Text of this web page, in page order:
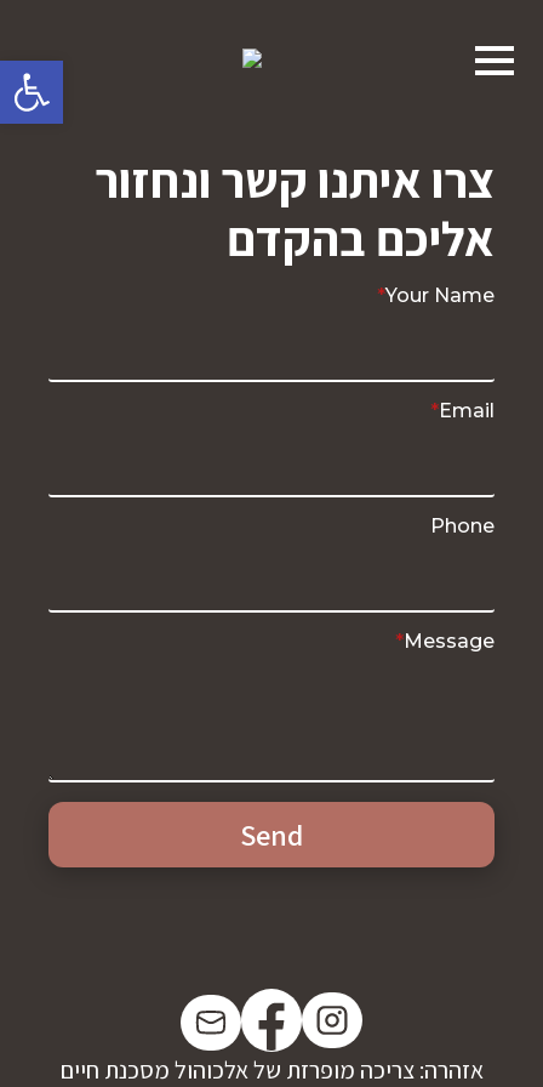
פתח
צרו איתנו קשר ונחזור
אליכם בהקדם
Your Name
*
Email
*
Phone
Message
*
Send
אזהרה: צריכה מופרזת של אלכוהול מסכנת חיים